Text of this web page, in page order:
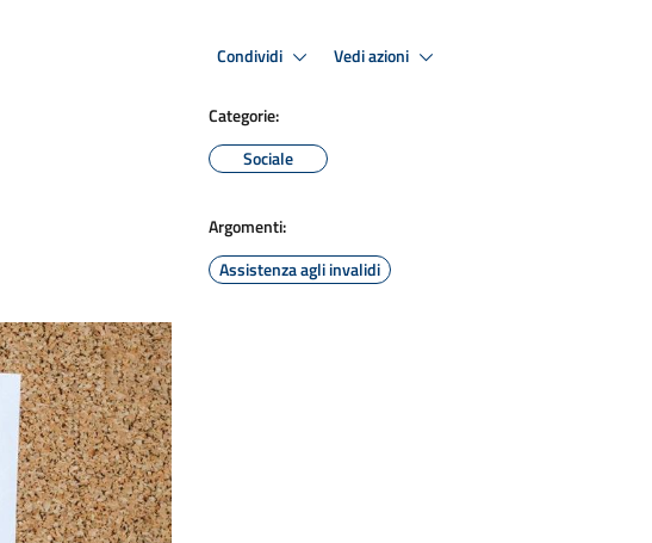
Condividi Vedi azioni
Categorie:
Sociale
Argomenti:
Assistenza agli invalidi